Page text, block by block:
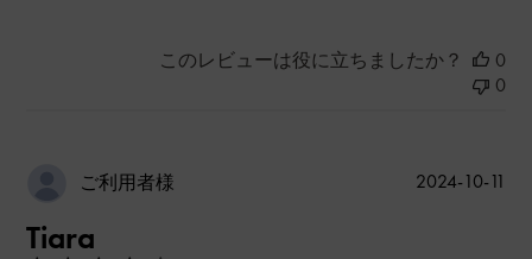
このレビューは役に立ちましたか？
0
0
ご利用者様
Tiara
2024-10-11